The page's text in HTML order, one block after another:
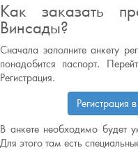
Как заказать
Винсады?
Сначала заполните анкету
понадобится паспорт.
Регистрация.
В анкете необходимо будет
Для этого там есть